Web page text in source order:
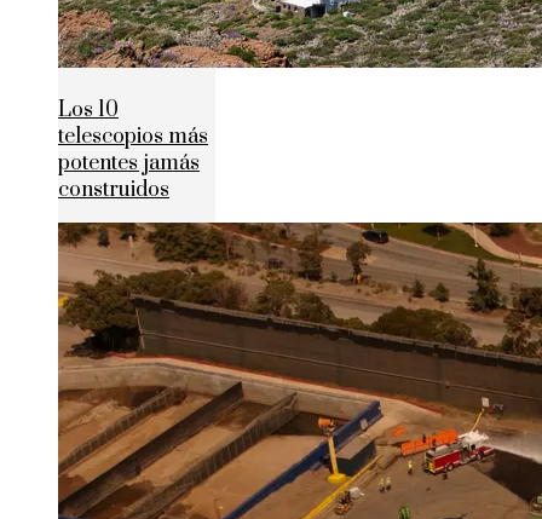
Los 10
telescopios más
potentes jamás
construidos